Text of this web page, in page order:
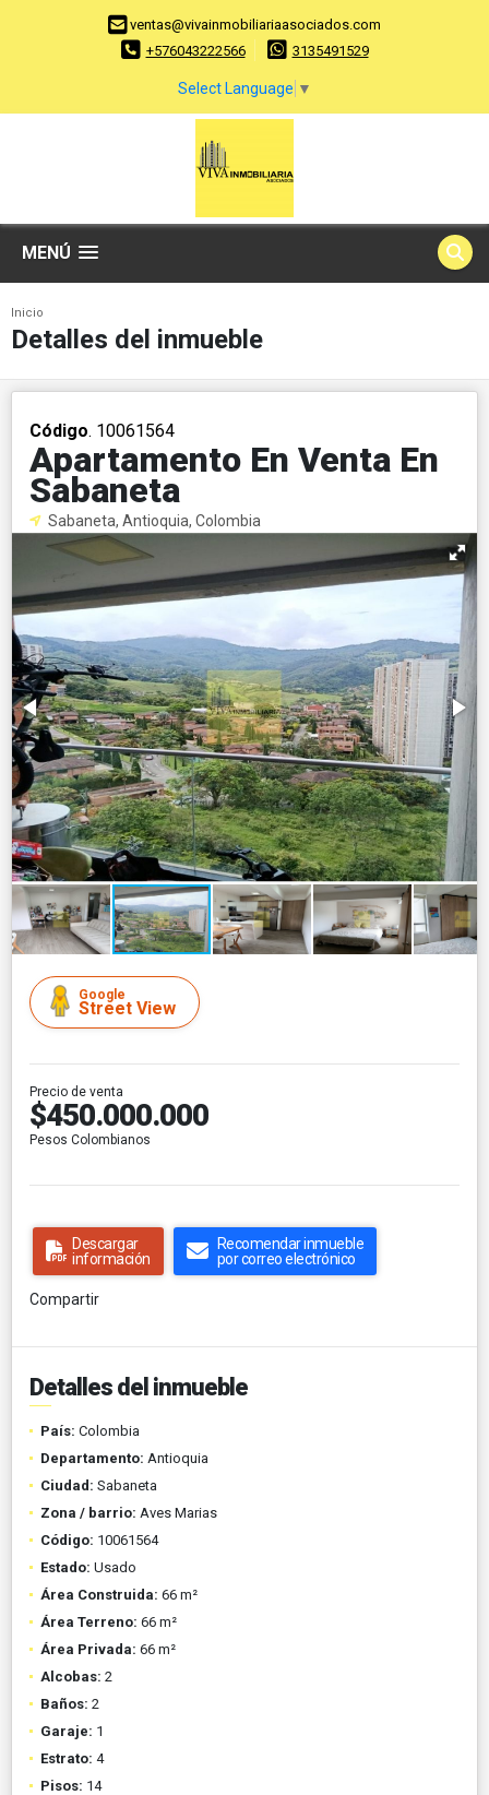
ventas@vivainmobiliariaasociados.com
+576043222566
3135491529
Select Language ▼
MENÚ
Inicio
Detalles del inmueble
Código. 10061564
Apartamento En Venta En
Sabaneta
Sabaneta, Antioquia, Colombia
Google
Street View
Precio de venta
$450.000.000
Pesos Colombianos
Descargar
información
Recomendar inmueble
por correo electrónico
Compartir
Detalles del inmueble
País: Colombia
Departamento: Antioquia
Ciudad: Sabaneta
Zona / barrio: Aves Marias
Código: 10061564
Estado: Usado
Área Construida: 66 m²
Área Terreno: 66 m²
Área Privada: 66 m²
Alcobas: 2
Baños: 2
Garaje: 1
Estrato: 4
Pisos: 14